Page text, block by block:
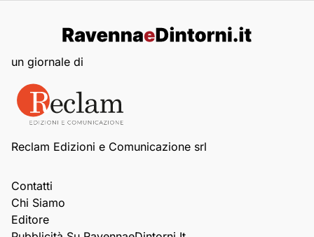
un giornale di
Reclam Edizioni e Comunicazione srl
Contatti
Chi Siamo
Editore